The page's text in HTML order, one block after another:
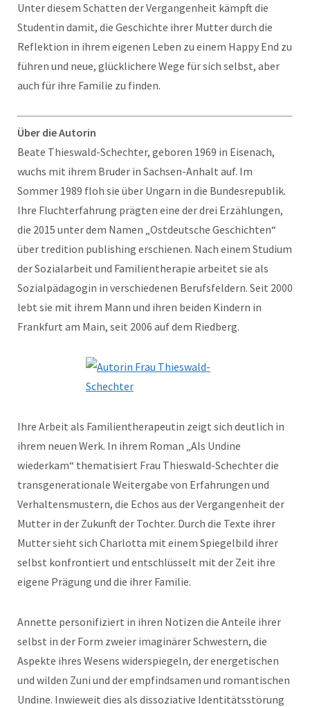
Unter diesem Schatten der Vergangenheit kämpft die
Studentin damit, die Geschichte ihrer Mutter durch die
Reflektion in ihrem eigenen Leben zu einem Happy End zu
führen und neue, glücklichere Wege für sich selbst, aber
auch für ihre Familie zu finden.
Über die Autorin
Beate Thieswald-Schechter, geboren 1969 in Eisenach,
wuchs mit ihrem Bruder in Sachsen-Anhalt auf. Im
Sommer 1989 floh sie über Ungarn in die Bundesrepublik.
Ihre Fluchterfahrung prägten eine der drei Erzählungen,
die 2015 unter dem Namen „Ostdeutsche Geschichten“
über tredition publishing erschienen. Nach einem Studium
der Sozialarbeit und Familientherapie arbeitet sie als
Sozialpädagogin in verschiedenen Berufsfeldern. Seit 2000
lebt sie mit ihrem Mann und ihren beiden Kindern in
Frankfurt am Main, seit 2006 auf dem Riedberg.
Ihre Arbeit als Familientherapeutin zeigt sich deutlich in
ihrem neuen Werk. In ihrem Roman „Als Undine
wiederkam“ thematisiert Frau Thieswald-Schechter die
transgenerationale Weitergabe von Erfahrungen und
Verhaltensmustern, die Echos aus der Vergangenheit der
Mutter in der Zukunft der Tochter. Durch die Texte ihrer
Mutter sieht sich Charlotta mit einem Spiegelbild ihrer
selbst konfrontiert und entschlüsselt mit der Zeit ihre
eigene Prägung und die ihrer Familie.
Annette personifiziert in ihren Notizen die Anteile ihrer
selbst in der Form zweier imaginärer Schwestern, die
Aspekte ihres Wesens widerspiegeln, der energetischen
und wilden Zuni und der empfindsamen und romantischen
Undine. Inwieweit dies als dissoziative Identitätsstörung